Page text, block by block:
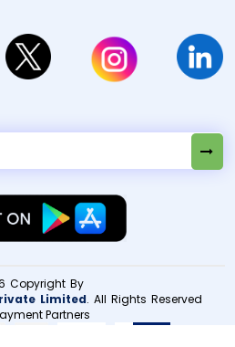
ஏதேனும் பக்க விளைவுகள்
Tetline 250 எடுத்ததை
Copyright By
Limited. All Rights Reserved
Partners